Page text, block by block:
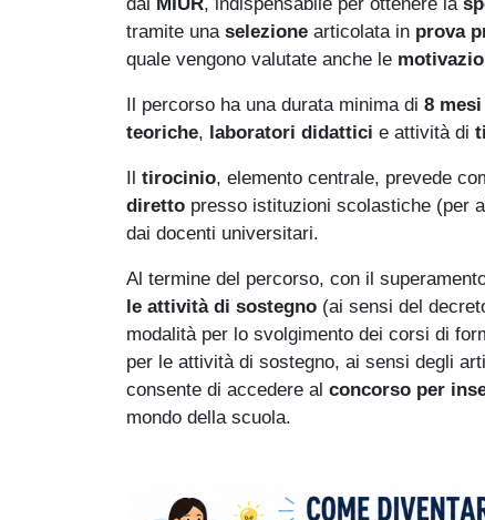
tramite una selezione articolata in prova
quale vengono valutate anche le
Il percorso ha una durata minima di 8 mesi
teoriche, laboratori didattici e attività di
Il tirocinio, elemento centrale, prevede
diretto presso istituzioni scolastiche (per
dai docenti universitari.
Al termine del percorso, con il
le attività di sostegno (ai sensi del
modalità per lo svolgimento dei corsi di
per le attività di sostegno, ai sensi degli
consente di accedere al concorso per
mondo della scuola.